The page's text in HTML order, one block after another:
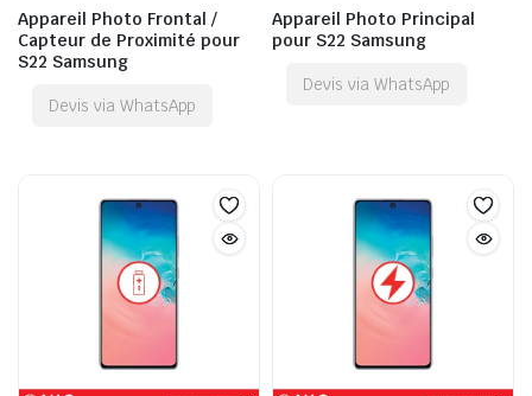
Appareil Photo Frontal /
Capteur de Proximité pour
S22 Samsung
Devis via WhatsApp
Appareil Photo Principal
pour S22 Samsung
Devis via WhatsApp